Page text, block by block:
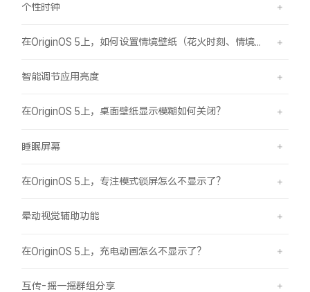
个性时钟
智能调节应用亮度
在OriginOS 5上，桌面壁纸显示模糊如何关闭？
睡眠屏幕
在OriginOS 5上，专注模式锁屏怎么不显示了？
晕动视觉辅助功能
在OriginOS 5上，充电动画怎么不显示了？
互传-摇一摇群组分享